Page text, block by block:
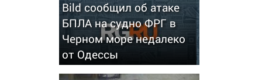
Bild сообщил об атаке
БПЛА на судно ФРГ в
Черном море недалеко
от Одессы